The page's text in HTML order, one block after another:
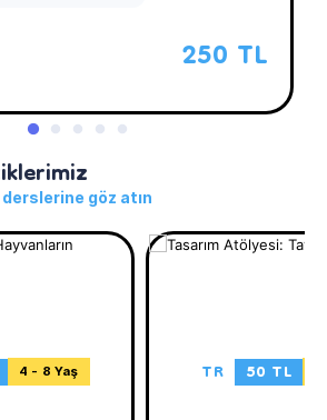
250 TL
göz atın
4 - 8 Yaş TR 50 TL